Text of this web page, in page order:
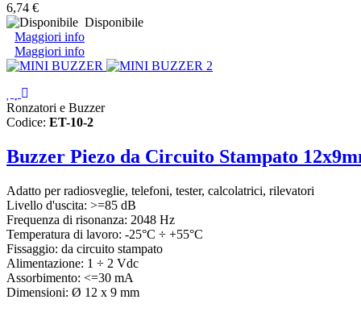
6,74 €
Disponibile
Maggiori info
Maggiori info
Ronzatori e Buzzer
Codice: ET-10-2
Buzzer Piezo da Circuito Stampato
Adatto per radiosveglie, telefoni, tester, calcolatrici, rilevatori
Livello d'uscita: >=85 dB
Frequenza di risonanza: 2048 Hz
Temperatura di lavoro: -25°C ÷ +55°C
Fissaggio: da circuito stampato
Alimentazione: 1 ÷ 2 Vdc
Assorbimento: <=30 mA
Dimensioni: Ø 12 x 9 mm